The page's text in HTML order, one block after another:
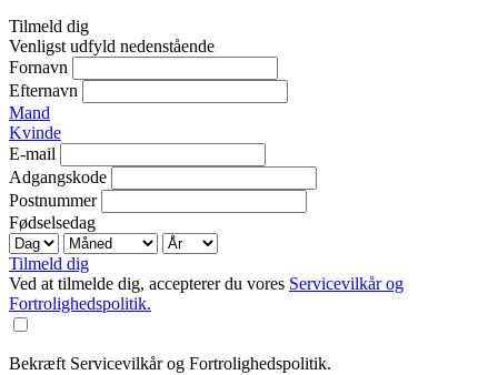
Tilmeld dig
Venligst udfyld nedenstående
Fornavn
Efternavn
Mand
Kvinde
E-mail
Adgangskode
Postnummer
Fødselsedag
Tilmeld dig
Ved at tilmelde dig, accepterer du vores Servicevilkår og
Fortrolighedspolitik.
Bekræft Servicevilkår og Fortrolighedspolitik.